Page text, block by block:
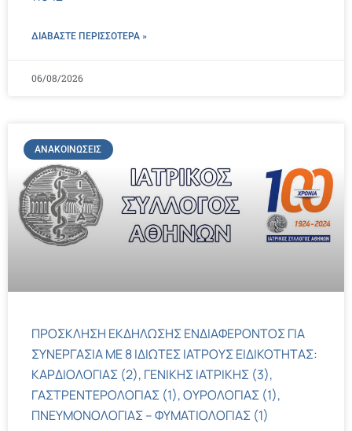
ΔΙΑΒΑΣΤΕ ΠΕΡΙΣΣΌΤΕΡΑ »
06/08/2026
ΑΝΑΚΟΙΝΏΣΕΙΣ
ΠΡΟΣΚΛΗΣΗ ΕΚΔΗΛΩΣΗΣ ΕΝΔΙΑΦΕΡΟΝΤΟΣ ΓΙΑ
ΣΥΝΕΡΓΑΣΙΑ ΜΕ 8 ΙΔΙΩΤΕΣ ΙΑΤΡΟΥΣ ΕΙΔΙΚΟΤΗΤΑΣ:
ΚΑΡΔΙΟΛΟΓΙΑΣ (2), ΓΕΝΙΚΗΣ ΙΑΤΡΙΚΗΣ (3),
ΓΑΣΤΡΕΝΤΕΡΟΛΟΓΙΑΣ (1), ΟΥΡΟΛΟΓΙΑΣ (1),
ΠΝΕΥΜΟΝΟΛΟΓΙΑΣ – ΦΥΜΑΤΙΟΛΟΓΙΑΣ (1)